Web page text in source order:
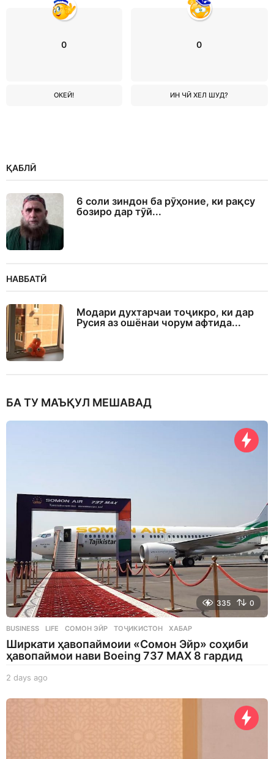
0
ОКЕЙ!
0
ИН ЧӢ ХЕЛ ШУД?
ҚАБЛӢ
6 соли зиндон ба рӯҳоние, ки рақсу
бозиро дар тӯй...
НАВБАТӢ
Модари духтарчаи тоҷикро, ки дар
Русия аз ошёнаи чорум афтида...
БА ТУ МАЪҚУЛ МЕШАВАД
335 0
BUSINESS ,LIFE СОМОН ЭЙР ,ТОҶИКИСТОН ,ХАБАР
Ширкати ҳавопаймоии «Сомон Эйр» соҳиби
ҳавопаймои нави Boeing 737 MAX 8 гардид
2 days ago
a